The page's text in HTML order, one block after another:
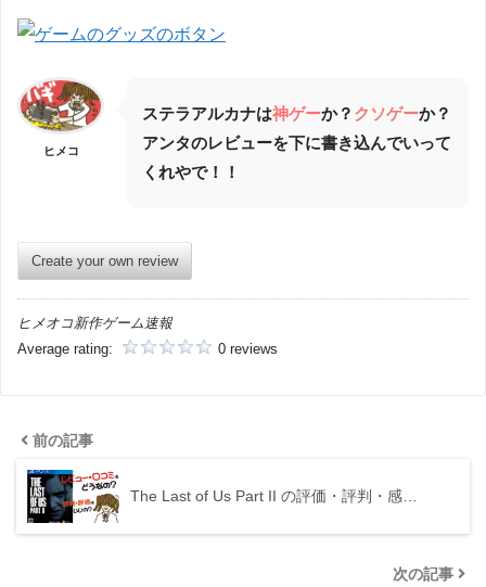
ヒメコ
ステラアルカナは神ゲーか？ クソゲーか？
アンタのレビューを下に書き込んでいって
くれやで！！
Create your own review
ヒメオコ新作ゲーム速報
Average rating:
0 reviews
前の記事
The Last of Us Part II の評価・評判・感…
次の記事